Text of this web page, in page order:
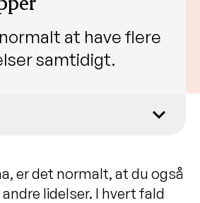
at have flere
samtidigt.
astma
er det normalt, at du også
lidelser. I hvert fald